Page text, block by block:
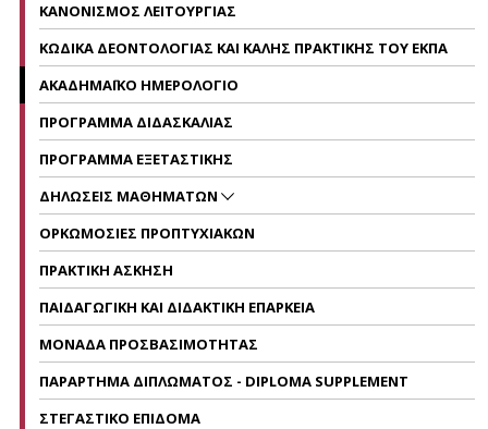
ΚΑΝΟΝΙΣΜΟΣ ΛΕΙΤΟΥΡΓΙΑΣ
ΚΩΔΙΚΑ ΔΕΟΝΤΟΛΟΓΙΑΣ ΚΑΙ ΚΑΛΗΣ ΠΡΑΚΤΙΚΗΣ ΤΟΥ ΕΚΠΑ
ΑΚΑΔΗΜΑΪΚΟ ΗΜΕΡΟΛΟΓΙΟ
ΠΡΟΓΡΑΜΜΑ ΔΙΔΑΣΚΑΛΙΑΣ
ΠΡΟΓΡΑΜΜΑ ΕΞΕΤΑΣΤΙΚΗΣ
ΔΗΛΩΣΕΙΣ ΜΑΘΗΜΑΤΩΝ
ΟΡΚΩΜΟΣΙΕΣ ΠΡΟΠΤΥΧΙΑΚΩΝ
ΠΡΑΚΤΙΚΗ ΑΣΚΗΣΗ
ΠΑΙΔΑΓΩΓΙΚΗ ΚΑΙ ΔΙΔΑΚΤΙΚΗ ΕΠΑΡΚΕΙΑ
ΜΟΝΑΔΑ ΠΡΟΣΒΑΣΙΜΟΤΗΤΑΣ
ΠΑΡΑΡΤΗΜΑ ΔΙΠΛΩΜΑΤΟΣ - DIPLOMA SUPPLEMENT
ΣΤΕΓΑΣΤΙΚΟ ΕΠΙΔΟΜΑ